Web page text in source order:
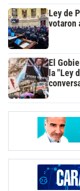
Ley de
votaron
El
la "Ley